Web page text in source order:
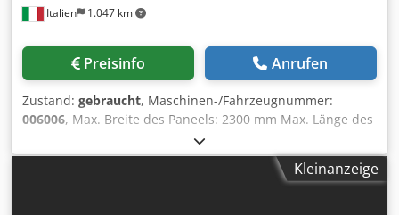
Italien 1.047 km
Preisinfo Anrufen
Zustand: gebraucht, Maschinen-/Fahrzeugnummer:
006006, Max. Breite des Paneels: 2300 mm Max. Länge des
Paneels: 4300 mm Max. Vorstand Hauptsägeblatt: 135 mm
Anzahl der Spannzangen, Längs: 7 Anzahl der
Spannzangen, Quer: 20 zweiter flexibler Niederhalter: ja
Kleinanzeige